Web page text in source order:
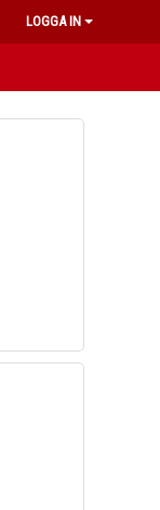
LOGGA IN